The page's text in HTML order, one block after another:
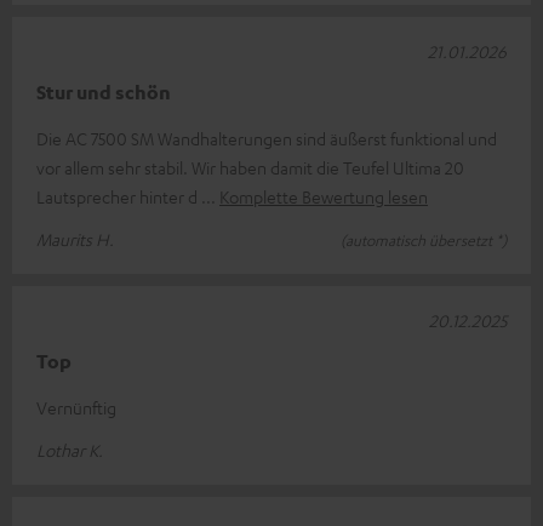
Stur und schön
Die AC 7500 SM Wandhalterungen sind äußerst funktional und
vor allem sehr stabil. Wir haben damit die Teufel Ultima 20
Lautsprecher hinter d
Komplette Bewertung lesen
Maurits H.
(automatisch übersetzt *)
21.01.2026
Top
Vernünftig
Lothar K.
20.12.2025